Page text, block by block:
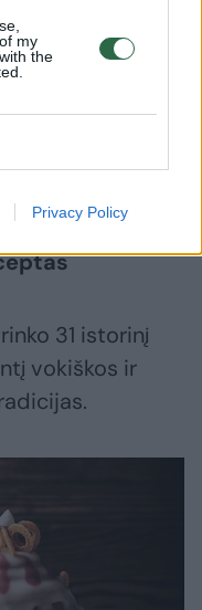
my
the
Privacy Policy
kultūrines
istorinių
tarp žmonių,
knygos
31 istorinį
vokiškos ir